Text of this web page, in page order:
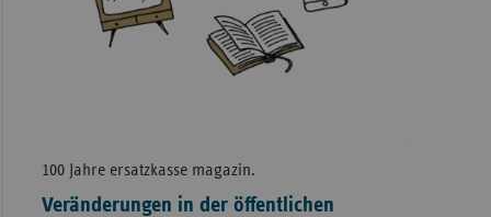
100 Jahre ersatzkasse magazin.
Veränderungen in der öffentlichen